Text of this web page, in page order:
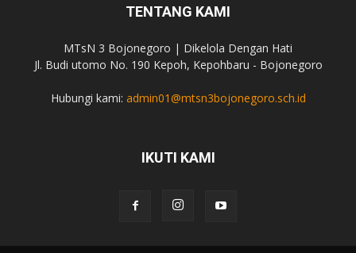
TENTANG KAMI
MTsN 3 Bojonegoro | Dikelola Dengan Hati
Jl. Budi utomo No. 190 Kepoh, Kepohbaru - Bojonegoro
Hubungi kami: admin01@mtsn3bojonegoro.sch.id
IKUTI KAMI